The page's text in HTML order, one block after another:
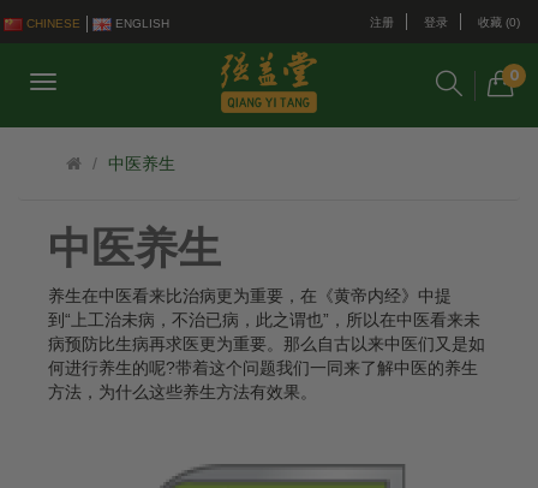
CHINESE ENGLISH 注册 登录 收藏 (0)
0
中医养生
中医养生
养生在中医看来比治病更为重要，在《黄帝内经》中提
到“上工治未病，不治已病，此之谓也”，所以在中医看来未
病预防比生病再求医更为重要。那么自古以来中医们又是如
何进行养生的呢?带着这个问题我们一同来了解中医的养生
方法，为什么这些养生方法有效果。